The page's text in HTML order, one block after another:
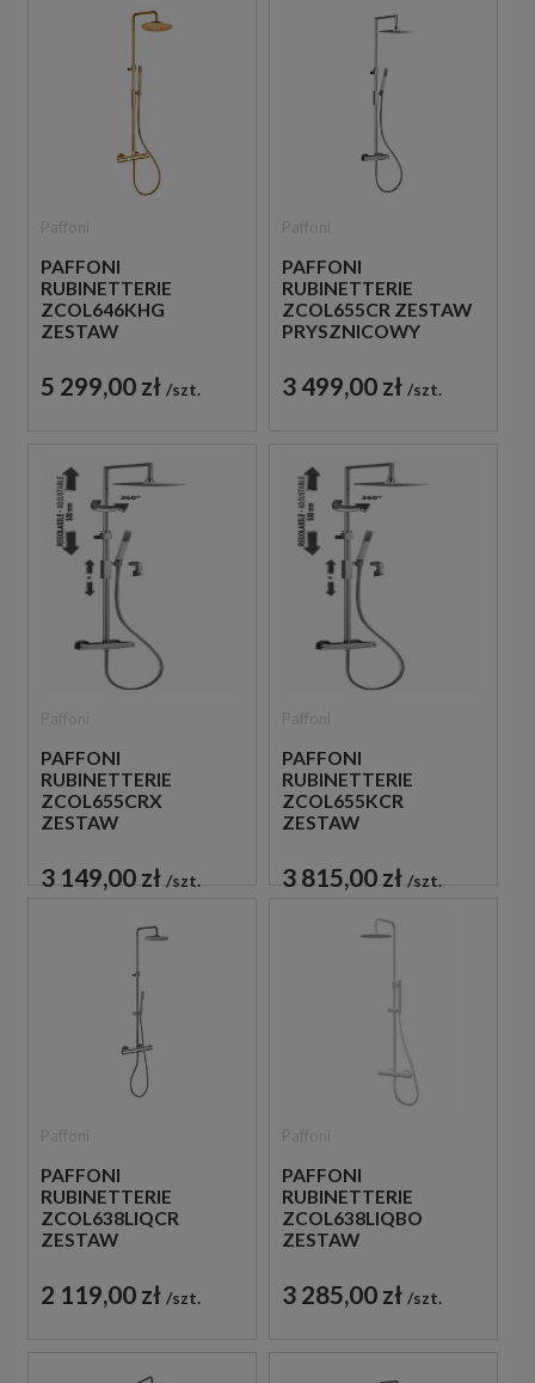
PAFFONI
RUBINETTERIE
ZCOL646KHG
ZESTAW
TERMOSTATYCZNY
ŚCIENNY ZŁOTY
5 299,00 zł szt.
PAFFONI
RUBINETTERIE
ZCOL655CR ZESTAW
PRYSZNICOWY
ŚCIENNY CHROM
3 499,00 zł szt.
PAFFONI
RUBINETTERIE
ZCOL655CRX
ZESTAW
TERMOSTATYCZNY
ŚCIENNY CHROM
3 149,00 zł szt.
PAFFONI
RUBINETTERIE
ZCOL655KCR
ZESTAW
TERMOSTATYCZNY
ŚCIENNY CHROM
3 815,00 zł szt.
PAFFONI
RUBINETTERIE
ZCOL638LIQCR
ZESTAW
TERMOSTATYCZNY
ŚCIENNY CHROM
2 119,00 zł szt.
PAFFONI
RUBINETTERIE
ZCOL638LIQBO
ZESTAW
TERMOSTATYCZNY
ŚCIENNY BIAŁY
3 285,00 zł szt.